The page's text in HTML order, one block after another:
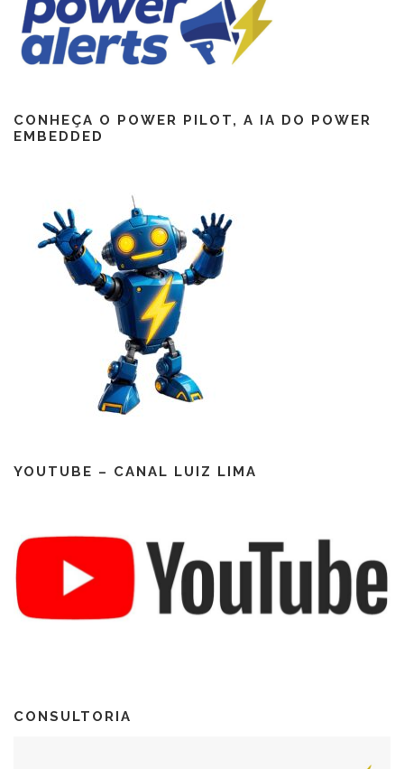
CONHEÇA O POWER PILOT, A IA DO POWER
EMBEDDED
YOUTUBE – CANAL LUIZ LIMA
CONSULTORIA